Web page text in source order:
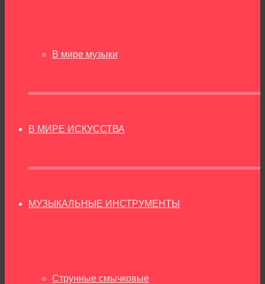
В мире музыки
В МИРЕ ИСКУССТВА
МУЗЫКАЛЬНЫЕ ИНСТРУМЕНТЫ
Струнные смычковые